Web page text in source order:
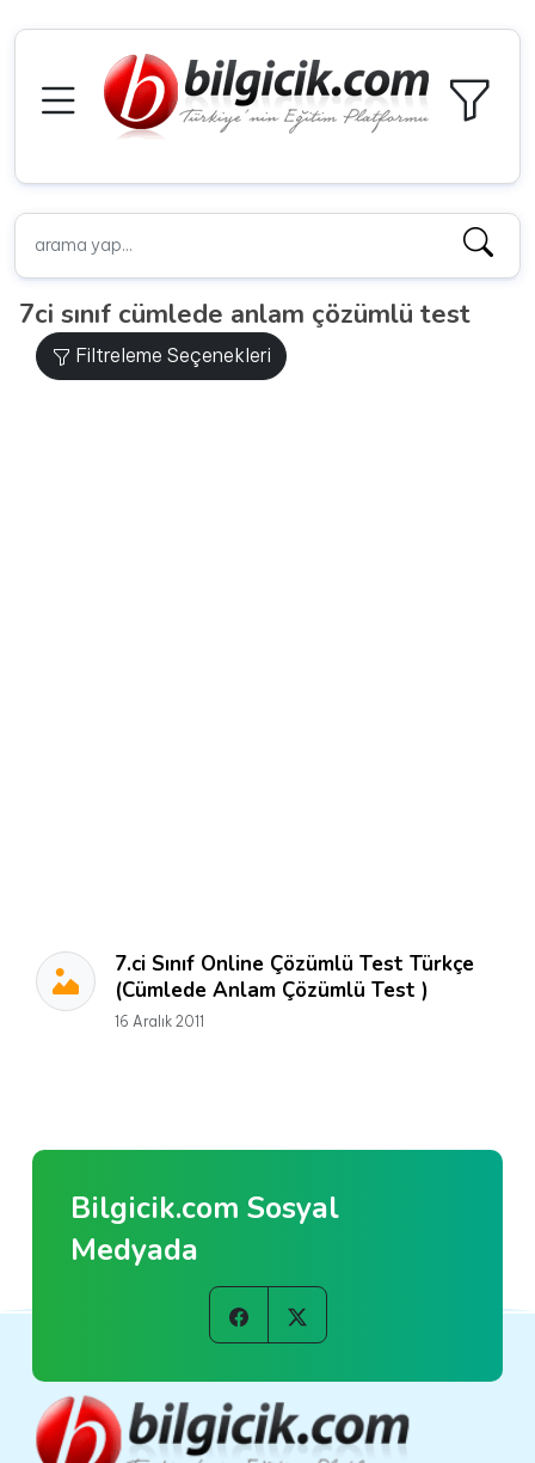
7ci sınıf cümlede anlam çözümlü test
Filtreleme Seçenekleri
7.ci Sınıf Online Çözümlü Test Türkçe
(Cümlede Anlam Çözümlü Test )
16 Aralık 2011
Bilgicik.com Sosyal
Medyada